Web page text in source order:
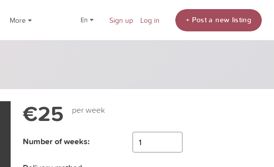
More en Sign up Log in + Post a new listing
€25 per week
Number of weeks: